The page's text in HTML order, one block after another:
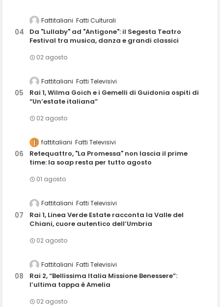
Fattitaliani Fatti Culturali
Da "Lullaby" ad "Antigone": il Segesta Teatro
Festival tra musica, danza e grandi classici
02 agosto
Fattitaliani Fatti Televisivi
Rai 1, Wilma Goich e i Gemelli di Guidonia ospiti di
“Un’estate italiana”
02 agosto
fattitaliani Fatti Televisivi
Retequattro, "La Promessa" non lascia il prime
time: la soap resta per tutto agosto
01 agosto
Fattitaliani Fatti Televisivi
Rai 1, Linea Verde Estate racconta la Valle del
Chiani, cuore autentico dell’Umbria
02 agosto
Fattitaliani Fatti Televisivi
Rai 2, “Bellissima Italia Missione Benessere”:
l’ultima tappa è Amelia
02 agosto